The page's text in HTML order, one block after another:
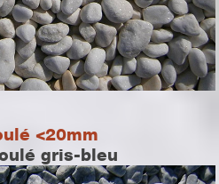
<20mm
gris-bleu